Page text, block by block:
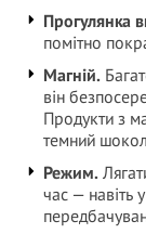
Прогулянка
помітно
Магній.
він
Продукти з
темний
Режим.
час — навіть